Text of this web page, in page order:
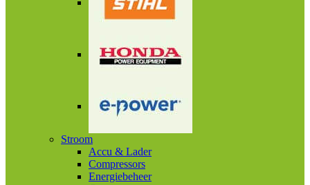
Stroom
Accu & Lader
Compressors
Energiebeheer